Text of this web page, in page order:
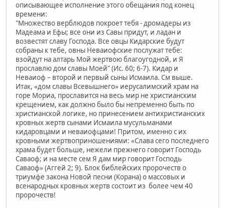
описывающее исполнение этого обещания под конец
времени:
"Множество верблюдов покроет тебя - дромадеры из
Мадеама и Ефы; все они из Савы придут, и ладан и
возвестят славу Господа. Все овцы Кидарские будут
собраны к тебе, овны Неваиофские послужат тебе:
взойдут на алтарь Мой жертвою благоугодной, и Я
прославлю дом славы Моей" (Ис. 60; 6-7). Кидар и
Неваиоф – второй и первый сыны Исмаила. См выше.
Итак, «дом славы Всевышнего» иерусалимский храм на
горе Мориа, прославится на весь мир не христианским
крещением, как должно было бы непременно быть по
христианской логике, но принесением антихристианских
кровных жертв сынами Исмаила мусульманами
кидаровцами и неваиофцами! Притом, именно с их
кровными жертвоприношениями: «Слава сего последнего
храма будет больше, нежели прежнего говорит Господь
Саваоф; и на месте сем Я дам мир говорит Господь
Саваоф» (Аггей 2; 9). Блок библейских пророчеств о
триумфе закона Новой песни (Корана) о массовых и
всенародных кровных жертв состоит из более чем 40
пророчеств!